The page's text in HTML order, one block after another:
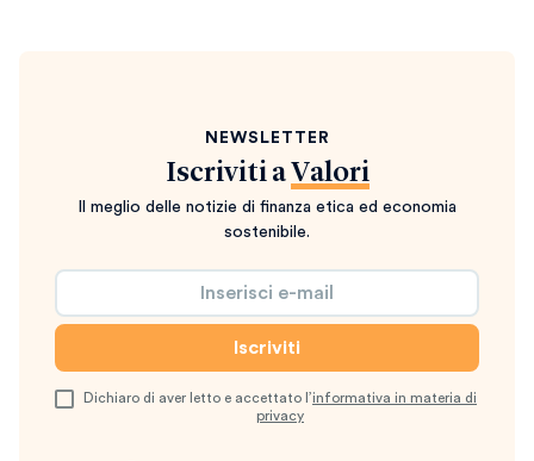
NEWSLETTER
Iscriviti a Valori
Il meglio delle notizie di finanza etica ed economia
sostenibile.
Dichiaro di aver letto e accettato l’informativa in materia di
privacy